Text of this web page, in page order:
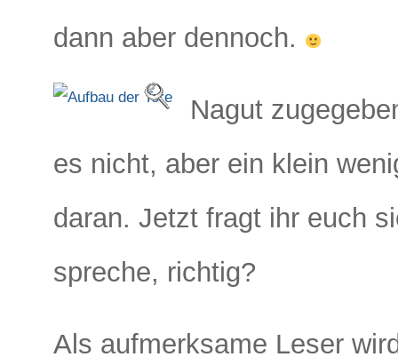
dann aber dennoch.
Nagut
es nicht, aber ein klein
daran. Jetzt fragt ihr euch
spreche, richtig?
Als aufmerksame Leser